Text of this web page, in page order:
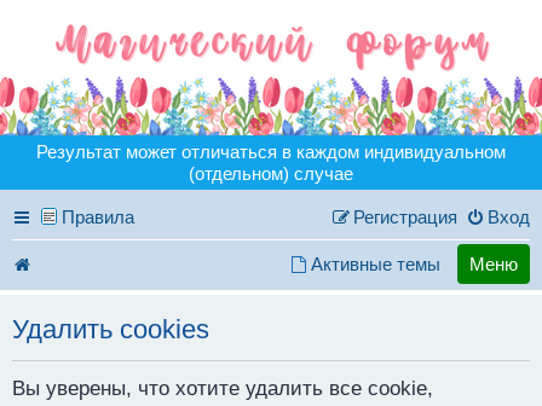
Результат может отличаться в каждом индивидуальном
(отдельном) случае
Правила Вход
Регистрация
Активные темы Меню
Удалить cookies
Вы уверены, что хотите удалить все cookie,